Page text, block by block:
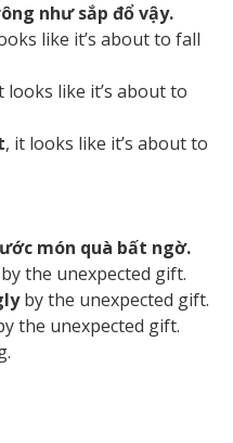
như sắp đổ vậy.
like it’s about to fall
looks like it’s about to
, it looks like it’s about to
món quà bất ngờ.
by the unexpected gift.
by the unexpected gift.
the unexpected gift.